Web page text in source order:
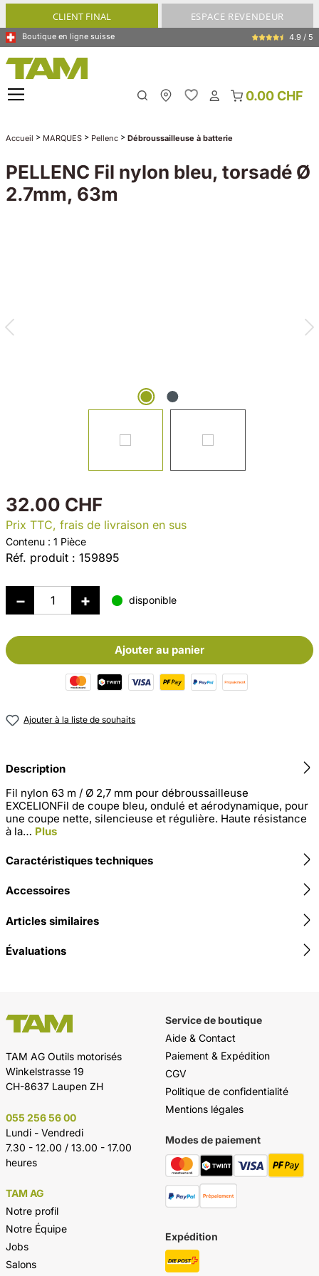
principalCLIENT FINAL ESPACE REVENDEUR
Boutique en ligne suisse 4.9 / 5
0.00 CHF
Accueil > MARQUES > Pellenc > Débroussailleuse à batterie
PELLENC Fil nylon bleu, torsadé Ø
2.7mm, 63m
32.00 CHF
Prix TTC, frais de livraison en sus
Contenu : 1 Pièce
Réf. produit : 159895
disponible
Ajouter au panier
Ajouter à la liste de souhaits
Description
Fil nylon 63 m / Ø 2,7 mm pour débroussailleuse
EXCELIONFil de coupe bleu, ondulé et aérodynamique, pour
une coupe nette, silencieuse et régulière. Haute résistance
à la… Plus
Caractéristiques techniques
Accessoires
Articles similaires
Évaluations
TAM AG Outils motorisés
Winkelstrasse 19
CH-8637 Laupen ZH
055 256 56 00
Lundi - Vendredi
7.30 - 12.00 / 13.00 - 17.00
heures
TAM AG
Notre profil
Notre Équipe
Jobs
Salons
Service de boutique
Aide & Contact
Paiement & Expédition
CGV
Politique de confidentialité
Mentions légales
Modes de paiement
Expédition